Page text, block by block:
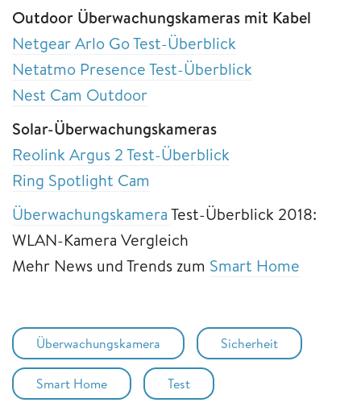
Outdoor Überwachungskameras mit Kabel
Netgear Arlo Go Test-Überblick
Netatmo Presence Test-Überblick
Nest Cam Outdoor
Solar-Überwachungskameras
Reolink Argus 2 Test-Überblick
Ring Spotlight Cam
ÜberwachungskameraTest-Überblick 2018:
WLAN-Kamera Vergleich
Mehr News und Trends zum Smart Home
Überwachungskamera Sicherheit
Smart Home Test